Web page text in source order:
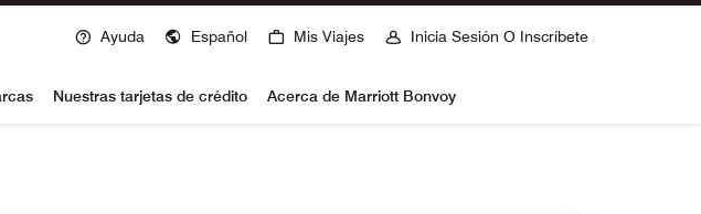
Ayuda Español Mis Viajes Inicia Sesión O Inscríbete
Nuestras tarjetas de crédito Acerca de Marriott Bonvoy